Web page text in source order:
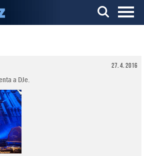
27. 4. 2016
a DJe.